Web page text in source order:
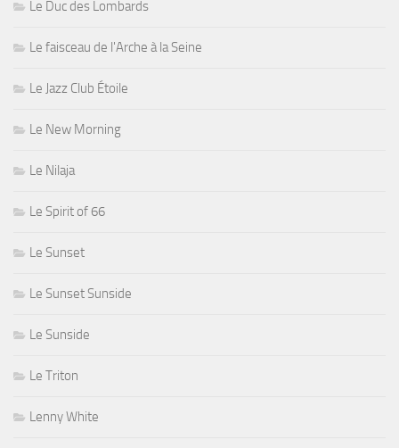
Le Duc des Lombards
Le faisceau de l'Arche à la Seine
Le Jazz Club Étoile
Le New Morning
Le Nilaja
Le Spirit of 66
Le Sunset
Le Sunset Sunside
Le Sunside
Le Triton
Lenny White